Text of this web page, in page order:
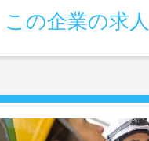
この企業の求